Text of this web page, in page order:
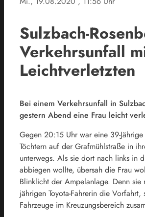
Sulzbach-
Verkehrsunfall
Leichtverletzten
Bei einem Verkehrsunfall in
gestern Abend eine Frau leicht
Gegen 20:15 Uhr war eine 39-
Töchtern auf der Grafmühlstraße in
unterwegs. Als sie dort nach links in
abbiegen wollte, übersah die Frau
Blinklicht der Ampelanlage. Denn sie
jährigen Toyota-Fahrerin die
Fahrzeuge im Kreuzungsbereich